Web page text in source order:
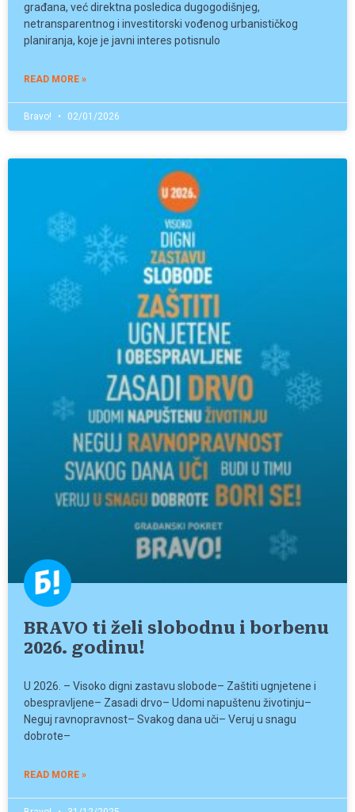
građana, već direktna posledica dugogodišnjeg,
netransparentnog i investitorski vođenog urbanističkog
planiranja, koje je javni interes potisnulo
READ MORE »
Bravo! 02/01/2026
BRAVO ti želi slobodnu i borbenu
2026. godinu!
U 2026. – Visoko digni zastavu slobode– Zaštiti ugnjetene i
obespravljene– Zasadi drvo– Udomi napuštenu životinju–
Neguj ravnopravnost– Svakog dana uči– Veruj u snagu
dobrote–
READ MORE »